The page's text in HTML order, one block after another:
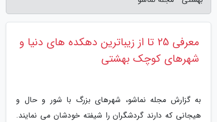
معرفی 25 تا از زیباترین دهکده های دنیا و
شهرهای کوچک بهشتی
به گزارش مجله نماشو، شهرهای بزرگ با شور و حال و
هیجانی که دارند گردشگران را شیفته خودشان می نمایند.